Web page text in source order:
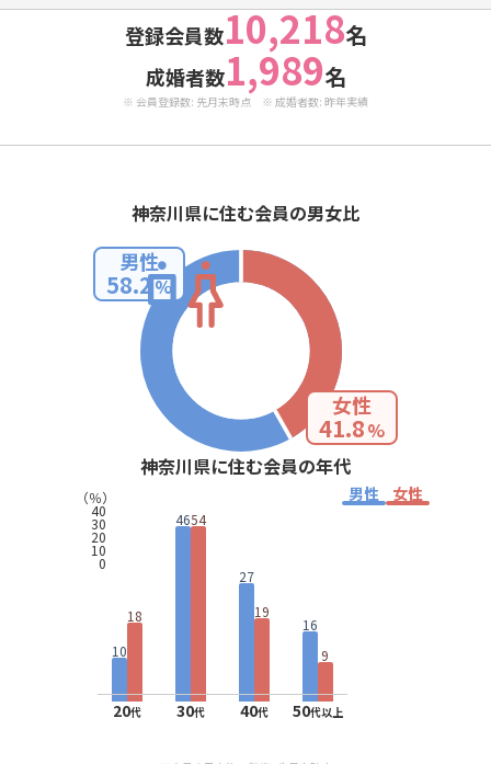
登録会員数10,218名
成婚者数1,989名
※ 会員登録数: 先月末時点 ※ 成婚者数: 昨年実績
神奈川県に住む会員の男女比
男性
58.2%
女性
41.8%
神奈川県に住む会員の年代
男性 女性
（％）
40
30
20
10
0
10
18
20代
4654
30代
27
19
40代
16
9
50代以上